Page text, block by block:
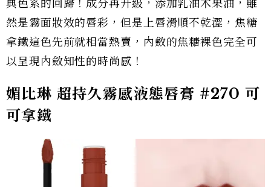
典色系的回歸！成分再升級，添加乳油木果油，雖
然是霧面妝效的唇彩，但是上唇滑順不乾澀，焦糖
拿鐵這色先前就相當熱賣，內斂的焦糖裸色完全可
以呈現內斂知性的時尚感！
媚比琳 超持久霧感液態唇膏 #270 可
可拿鐵